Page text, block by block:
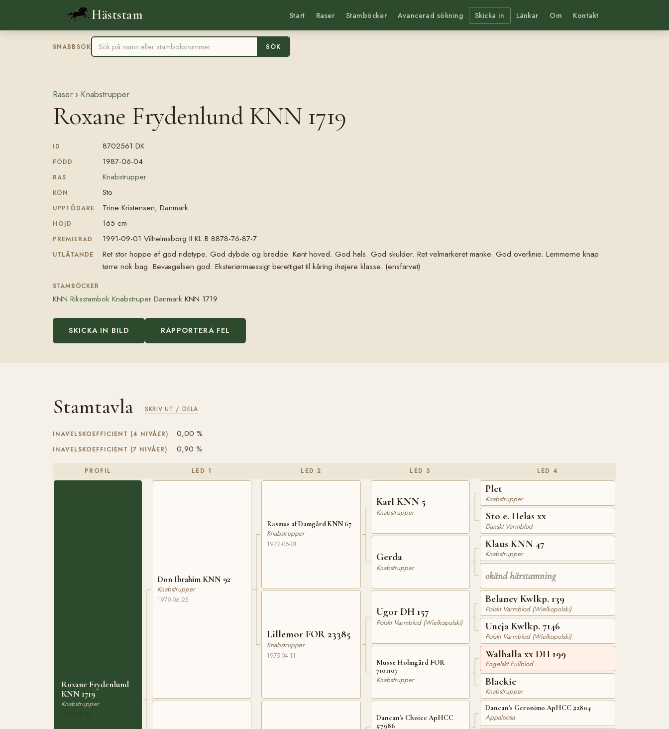
Häststam Start Raser Stamböcker Avancerad sökning Skicka in Länkar Om Kontakt
SNABBSÖK SÖK
Raser › Knabstrupper
Roxane Frydenlund KNN 1719
ID 8702561 DK
FÖDD 1987-06-04
RAS Knabstrupper
KÖN Sto
UPPFÖDARE Trine Kristensen, Danmark
HÖJD 165 cm
PREMIERAD 1991-09-01 Vilhelmsborg II KL.B 8878-76-87-7
UTLÅTANDE
Ret stor hoppe af god ridetype. God dybde og bredde. Kønt hoved. God hals. God skulder. Ret velmarkeret manke. God overlinie. Lemmerne knap
tørre nok bag. Bevægelsen god. Eksteriørmæssigt berettiget til kåring ihøjere klasse. (ensfarvet)
STAMBÖCKER
KNN Riksstambok Knabstruper Danmark KNN 1719
SKICKA IN BILD RAPPORTERA FEL
Stamtavla SKRIV UT / DELA
INAVELSKOEFFICIENT (4 NIVÅER) 0,00 %
INAVELSKOEFFICIENT (7 NIVÅER) 0,90 %
PROFIL
Roxane Frydenlund
KNN 1719
Knabstrupper
LED 1
Don Ibrahim KNN 92
Knabstrupper
1979-06-25
LED 2
Rasmus af Damgård KNN 67
Knabstrupper
1972-06-01
Lillemor FOR 23385
Knabstrupper
1975-04-11
LED 3
Karl KNN 5
Knabstrupper
Gerda
Knabstrupper
Ugor DH 157
Polskt Varmblod (Wielkopolski)
Musse Holmgård FOR
7101107
Knabstrupper
Dancan's Choice ApHCC
#7986
LED 4
Plet
Knabstrupper
Sto e. Helas xx
Danskt Varmblod
Klaus KNN 47
Knabstrupper
okänd härstamning
Belaney Kwlkp. 139
Polskt Varmblod (Wielkopolski)
Uncja Kwlkp. 7146
Polskt Varmblod (Wielkopolski)
Walhalla xx DH 199
Engelskt Fullblod
Blackie
Knabstrupper
Dancan's Geronimo ApHCC #2804
Appaloosa